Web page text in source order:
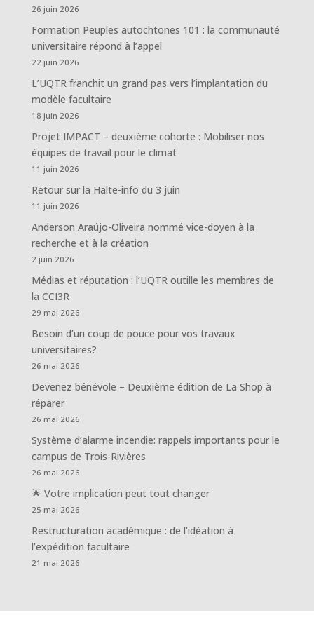
26 juin 2026
Formation Peuples autochtones 101 : la communauté
universitaire répond à l’appel
22 juin 2026
L’UQTR franchit un grand pas vers l’implantation du
modèle facultaire
18 juin 2026
Projet IMPACT – deuxième cohorte : Mobiliser nos
équipes de travail pour le climat
11 juin 2026
Retour sur la Halte-info du 3 juin
11 juin 2026
Anderson Araújo-Oliveira nommé vice-doyen à la
recherche et à la création
2 juin 2026
Médias et réputation : l’UQTR outille les membres de
la CCI3R
29 mai 2026
Besoin d’un coup de pouce pour vos travaux
universitaires?
26 mai 2026
Devenez bénévole – Deuxième édition de La Shop à
réparer
26 mai 2026
Système d’alarme incendie: rappels importants pour le
campus de Trois-Rivières
26 mai 2026
🌟 Votre implication peut tout changer
25 mai 2026
Restructuration académique : de l’idéation à
l’expédition facultaire
21 mai 2026